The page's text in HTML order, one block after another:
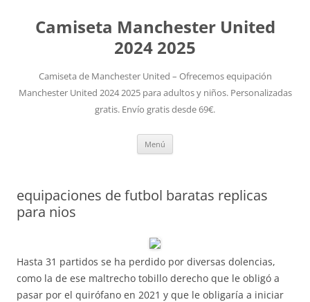
Camiseta Manchester United
2024 2025
Camiseta de Manchester United – Ofrecemos equipación
Manchester United 2024 2025 para adultos y niños. Personalizadas
gratis. Envío gratis desde 69€.
Menú
equipaciones de futbol baratas replicas
para nios
Hasta 31 partidos se ha perdido por diversas dolencias,
como la de ese maltrecho tobillo derecho que le obligó a
pasar por el quirófano en 2021 y que le obligaría a iniciar